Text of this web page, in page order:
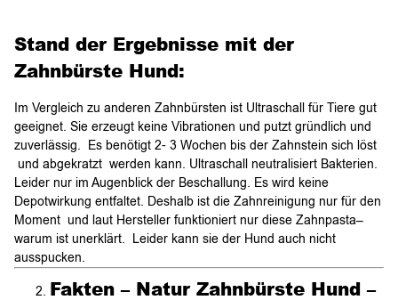
Stand der Ergebnisse mit der
Zahnbürste Hund:
Im Vergleich zu anderen Zahnbürsten ist Ultraschall für Tiere gut
geeignet. Sie erzeugt keine Vibrationen und putzt gründlich und
zuverlässig. Es benötigt 2- 3 Wochen bis der Zahnstein sich löst
und abgekratzt werden kann. Ultraschall neutralisiert Bakterien.
Leider nur im Augenblick der Beschallung. Es wird keine
Depotwirkung entfaltet. Deshalb ist die Zahnreinigung nur für den
Moment und laut Hersteller funktioniert nur diese Zahnpasta–
warum ist unerklärt. Leider kann sie der Hund auch nicht
ausspucken.
Fakten – Natur Zahnbürste Hund –